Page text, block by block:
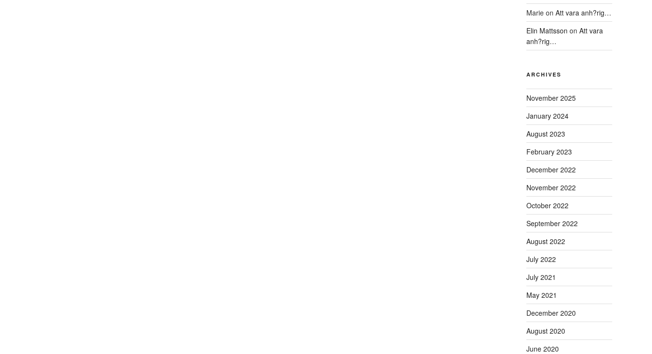
Marie onAtt vara anh?rig…
Elin Mattsson onAtt vara
anh?rig…
ARCHIVES
November 2025
January 2024
August 2023
February 2023
December 2022
November 2022
October 2022
September 2022
August 2022
July 2022
July 2021
May 2021
December 2020
August 2020
June 2020